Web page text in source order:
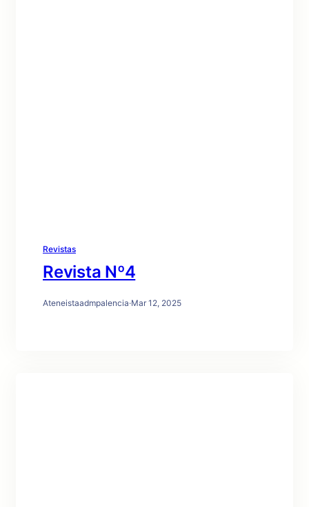
Revistas
Revista Nº4
Ateneistaadmpalencia·Mar 12, 2025